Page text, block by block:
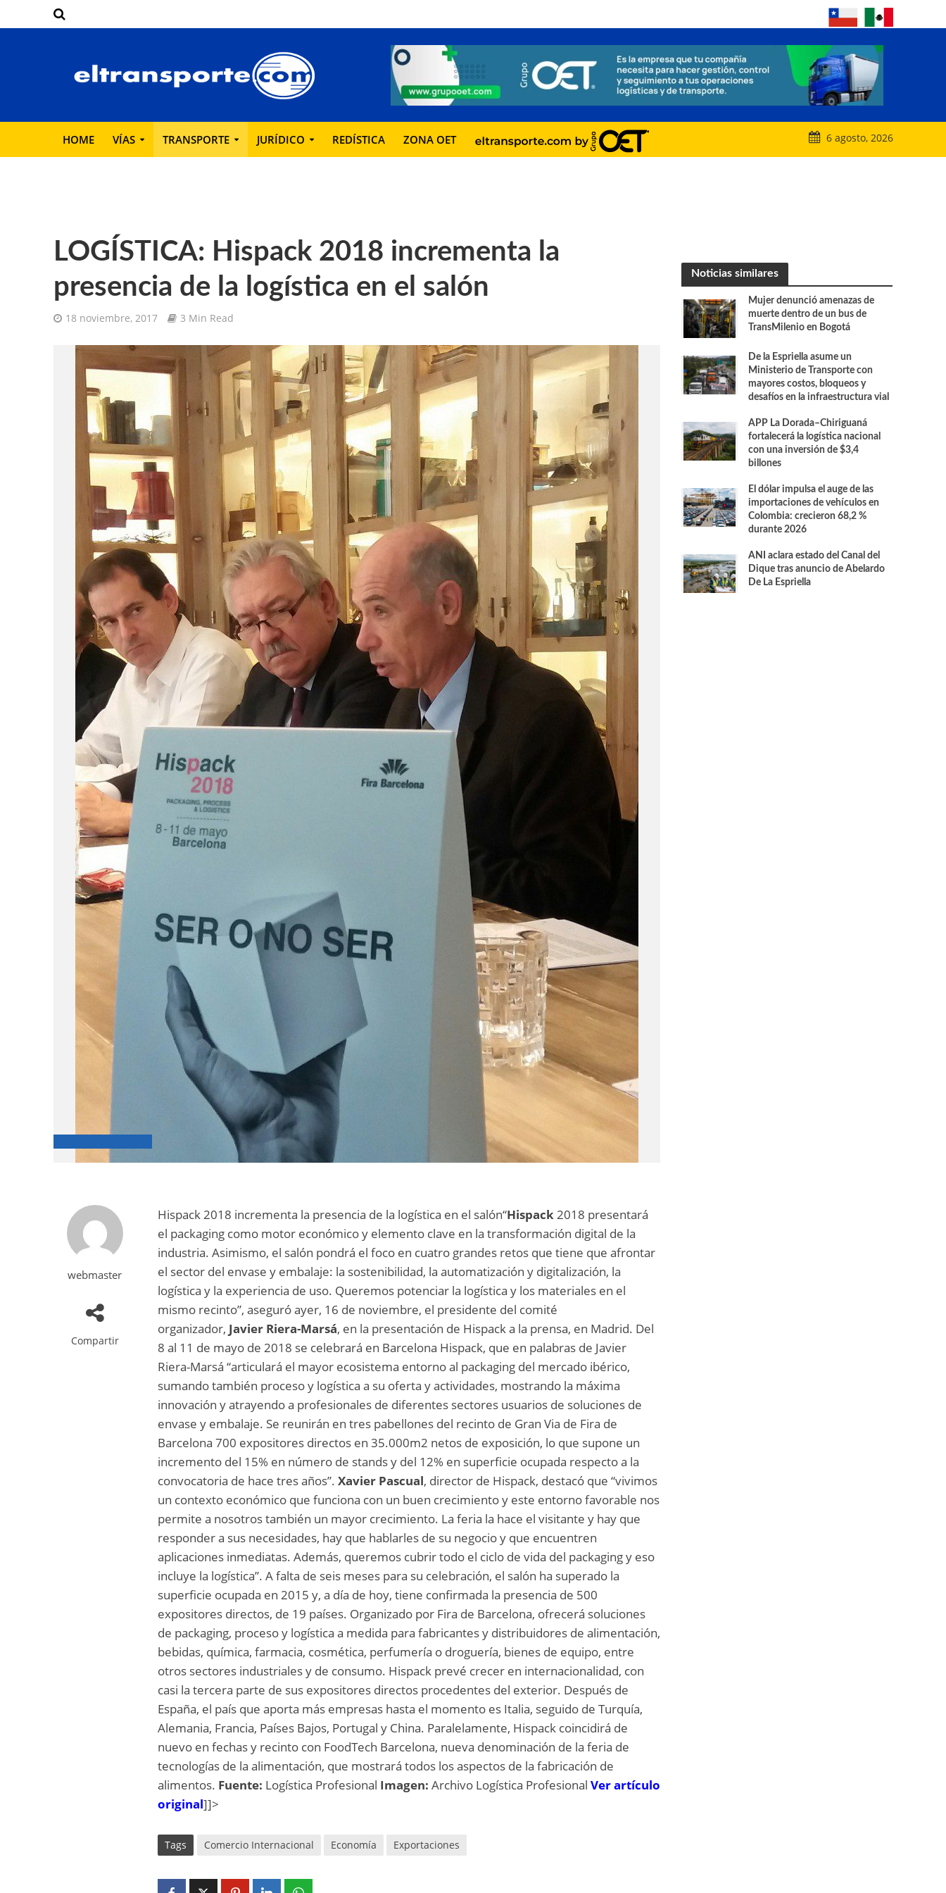
HOME VÍAS TRANSPORTE JURÍDICO REDÍSTICA ZONA OET 6 agosto, 2026
LOGÍSTICA: Hispack 2018 incrementa la
presencia de la logística en el salón
18 noviembre, 2017 3 Min Read
webmaster
Compartir
Hispack 2018 incrementa la presencia de la logística en el salón“Hispack2018 presentará
el packaging como motor económico y elemento clave en la transformación digital de la
industria. Asimismo, el salón pondrá el foco en cuatro grandes retos que tiene que afrontar
el sector del envase y embalaje: la sostenibilidad, la automatización y digitalización, la
logística y la experiencia de uso. Queremos potenciar la logística y los materiales en el
mismo recinto”, aseguró ayer, 16 de noviembre, el presidente del comité
organizador, Javier Riera-Marsá, en la presentación de Hispack a la prensa, en Madrid. Del
8 al 11 de mayo de 2018 se celebrará en Barcelona Hispack, que en palabras de Javier
Riera-Marsá “articulará el mayor ecosistema entorno al packaging del mercado ibérico,
sumando también proceso y logística a su oferta y actividades, mostrando la máxima
innovación y atrayendo a profesionales de diferentes sectores usuarios de soluciones de
envase y embalaje. Se reunirán en tres pabellones del recinto de Gran Via de Fira de
Barcelona 700 expositores directos en 35.000m2 netos de exposición, lo que supone un
incremento del 15% en número de stands y del 12% en superficie ocupada respecto a la
convocatoria de hace tres años”.Xavier Pascual, director de Hispack, destacó que “vivimos
un contexto económico que funciona con un buen crecimiento y este entorno favorable nos
permite a nosotros también un mayor crecimiento. La feria la hace el visitante y hay que
responder a sus necesidades, hay que hablarles de su negocio y que encuentren
aplicaciones inmediatas. Además, queremos cubrir todo el ciclo de vida del packaging y eso
incluye la logística”. A falta de seis meses para su celebración, el salón ha superado la
superficie ocupada en 2015 y, a día de hoy, tiene confirmada la presencia de 500
expositores directos, de 19 países. Organizado por Fira de Barcelona, ofrecerá soluciones
de packaging, proceso y logística a medida para fabricantes y distribuidores de alimentación,
bebidas, química, farmacia, cosmética, perfumería o droguería, bienes de equipo, entre
otros sectores industriales y de consumo. Hispack prevé crecer en internacionalidad, con
casi la tercera parte de sus expositores directos procedentes del exterior. Después de
España, el país que aporta más empresas hasta el momento es Italia, seguido de Turquía,
Alemania, Francia, Países Bajos, Portugal y China. Paralelamente, Hispack coincidirá de
nuevo en fechas y recinto con FoodTech Barcelona, nueva denominación de la feria de
tecnologías de la alimentación, que mostrará todos los aspectos de la fabricación de
alimentos. Fuente: Logística Profesional Imagen:Archivo Logística ProfesionalVer artículo
original]]>
Tags Comercio Internacional Economía Exportaciones
Noticias similares
Mujer denunció amenazas de
muerte dentro de un bus de
TransMilenio en Bogotá
De la Espriella asume un
Ministerio de Transporte con
mayores costos, bloqueos y
desafíos en la infraestructura vial
APP La Dorada–Chiriguaná
fortalecerá la logística nacional
con una inversión de $3,4
billones
El dólar impulsa el auge de las
importaciones de vehículos en
Colombia: crecieron 68,2 %
durante 2026
ANI aclara estado del Canal del
Dique tras anuncio de Abelardo
De La Espriella